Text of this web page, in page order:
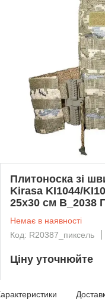
Плитоноска зі
Kirasa KI1044/
25х30 см B_2038
Немає в наявності
Код: R20387_пиксель
Ціну уточнюйте